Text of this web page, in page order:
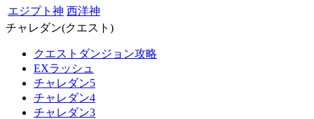
エジプト神 西洋神
チャレダン(クエスト)
クエストダンジョン攻略
EXラッシュ
チャレダン5
チャレダン4
チャレダン3